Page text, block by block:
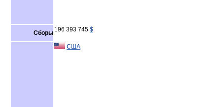
Сборы 196 393 745 $
США